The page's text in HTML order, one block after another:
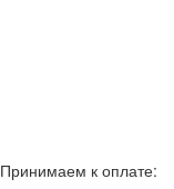
Принимаем к оплате: